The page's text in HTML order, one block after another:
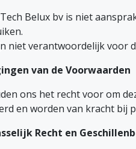
Belux bv is niet
niet verantwoordelijk voor
van de Voorwaarden
ons het recht voor om
en worden van kracht bij
Recht en